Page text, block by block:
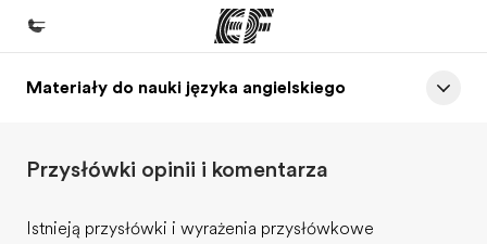
Home
Nasze programy
Materiały do nauki języka angielskiego
Przysłówki opinii i komentarza
Istnieją przysłówki i wyrażenia przysłówkowe